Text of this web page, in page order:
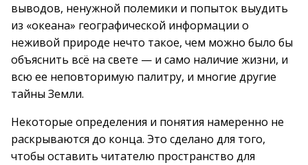
выводов, ненужной полемики и попыток выудить
из «океана» географической информации о
неживой природе нечто такое, чем можно было бы
объяснить всё на свете — и само наличие жизни, и
всю ее неповторимую палитру, и многие другие
тайны Земли.
Некоторые определения и понятия намеренно не
раскрываются до конца. Это сделано для того,
чтобы оставить читателю пространство для